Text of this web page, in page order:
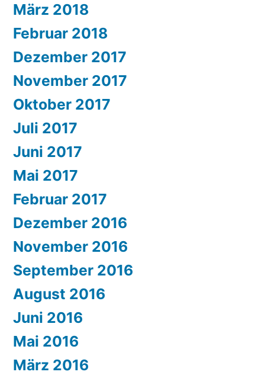
März 2018
Februar 2018
Dezember 2017
November 2017
Oktober 2017
Juli 2017
Juni 2017
Mai 2017
Februar 2017
Dezember 2016
November 2016
September 2016
August 2016
Juni 2016
Mai 2016
März 2016